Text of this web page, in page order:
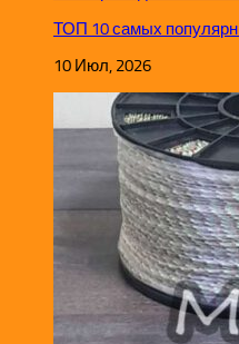
ТОП 10 самых
10 Июл, 2026